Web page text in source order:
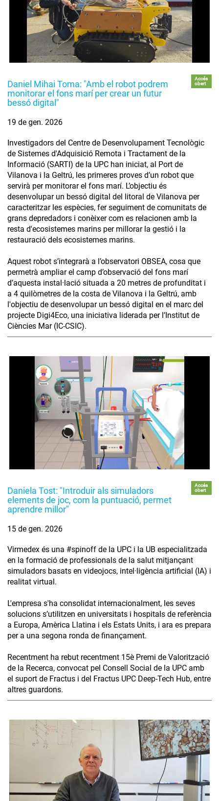
Daniel Mihai Toma: "Amb el robot podrem
monitorar el fons marí per crear un futur
bessó digital"
Accés
obert
19 de gen. 2026
Investigadors del Centre de Desenvolupament Tecnològic
de Sistemes d'Adquisició Remota i Tractament de la
Informació (SARTI) de la UPC han iniciat, al Port de
Vilanova i la Geltrú, les primeres proves d’un robot que
servirà per monitorar el fons marí. L’objectiu és
desenvolupar un bessó digital del litoral de Vilanova per
caracteritzar les espècies, fer seguiment de comunitats de
grans depredadors i conèixer com es relacionen amb la
resta d'ecosistemes marins per millorar la gestió i la
restauració dels ecosistemes marins.
Aquest robot s’integrarà a l’observatori OBSEA, cosa que
permetrà ampliar el camp d’observació del fons marí
d’aquesta instal·lació situada a 20 metres de profunditat i
a 4 quilòmetres de la costa de Vilanova i la Geltrú, amb
l'objectiu de desenvolupar un bessó digital en el marc del
projecte Digi4Eco, una iniciativa liderada per l’Institut de
Ciències Mar (IC-CSIC).
Daniela Tost: "Introduir als simuladors
elements de joc, com la puntuació, permet
aprendre millor"
Accés
obert
15 de gen. 2026
Virmedex és una #spinoff de la UPC i la UB especialitzada
en la formació de professionals de la salut mitjançant
simuladors basats en videojocs, intel·ligència artificial (IA) i
realitat virtual.
L'empresa s'ha consolidat internacionalment, les seves
solucions s’utilitzen en universitats i hospitals de referència
a Europa, Amèrica Llatina i els Estats Units, i ara es prepara
per a una segona ronda de finançament.
Recentment ha rebut recentment 15è Premi de Valorització
de la Recerca, convocat pel Consell Social de la UPC amb
el suport de Fractus i del Fractus UPC Deep-Tech Hub, entre
altres guardons.